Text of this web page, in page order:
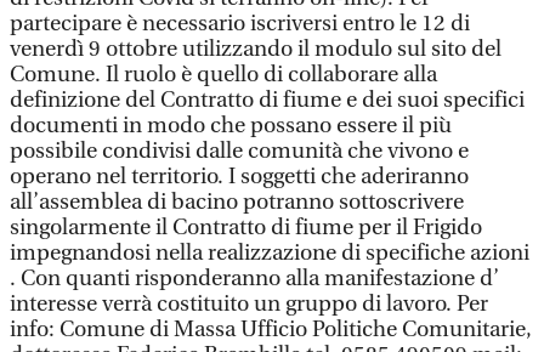
partecipare è necessario iscriversi entro le 12 di
venerdì 9 ottobre utilizzando il modulo sul sito del
Comune. Il ruolo è quello di collaborare alla
definizione del Contratto di fiume e dei suoi specifici
documenti in modo che possano essere il più
possibile condivisi dalle comunità che vivono e
operano nel territorio. I soggetti che aderiranno
all’assemblea di bacino potranno sottoscrivere
singolarmente il Contratto di fiume per il Frigido
impegnandosi nella realizzazione di specifiche azioni
. Con quanti risponderanno alla manifestazione d’
interesse verrà costituito un gruppo di lavoro. Per
info: Comune di Massa Ufficio Politiche Comunitarie,